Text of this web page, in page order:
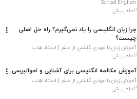
School English
۲ ماه پیش
چرا زبان انگلیسی را یاد نمی‌گیرم؟ راه حل اصلی
چیست؟
آموزش زبان با مهدی گلشنی از صفر | استاد هاب
۲ ماه پیش
آموزش مکالمه انگلیسی برای آشنایی و احوالپرسی
آموزش زبان با مهدی گلشنی از صفر | استاد هاب
۲ ماه پیش